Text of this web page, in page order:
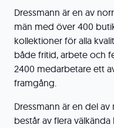
Dressmann är en av
män med över 400
kollektioner för alla
både fritid, arbete och
2400 medarbetare ett
framgång.
Dressmann är en del
består av flera välkända